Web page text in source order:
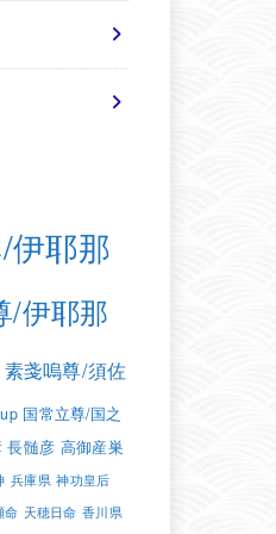
伊耶那
/伊耶那
素戔嗚尊/須佐
国常立尊/国之
長髄彦 高御産巣
兵庫県 神功皇后
命 天穂日命 香川県